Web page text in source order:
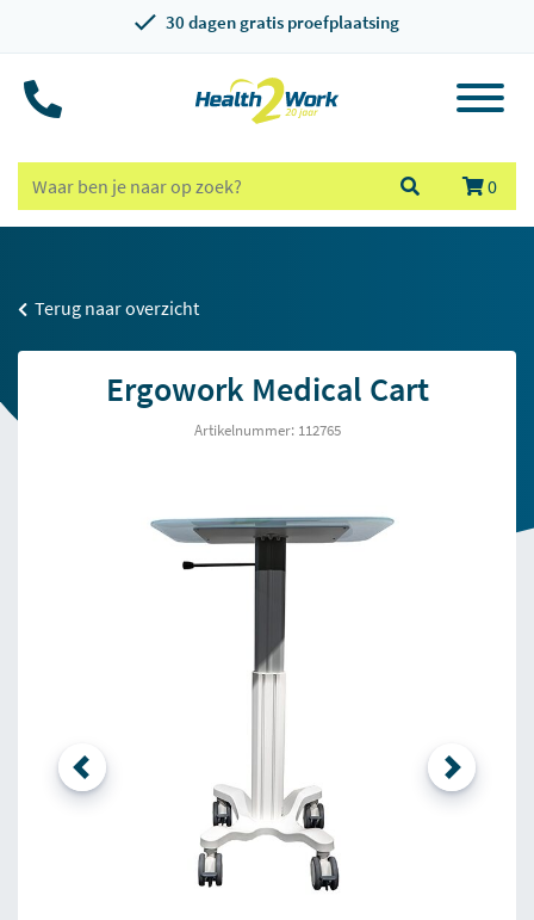
30 dagen gratis proefplaatsing
0
Terug naar overzicht
Ergowork Medical Cart
Artikelnummer: 112765